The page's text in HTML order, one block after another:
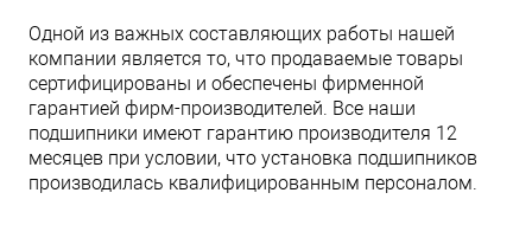
Одной из важных составляющих работы нашей
компании является то, что продаваемые товары
сертифицированы и обеспечены фирменной
гарантией фирм-производителей. Все наши
подшипники имеют гарантию производителя 12
месяцев при условии, что установка подшипников
производилась квалифицированным персоналом.